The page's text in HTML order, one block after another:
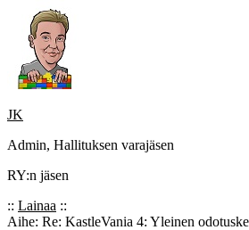
JK
Admin, Hallituksen varajäsen
RY:n jäsen
:: Lainaa ::
Aihe: Re: KastleVania 4: Yleinen